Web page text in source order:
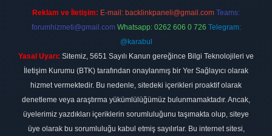
Reklam ve İletişim: E-mail: backlinkpaneli@gmail.com Teams:
forumhizmeti@gmail.com Whatsapp: 0262 606 0 726 Telegram:
@karabul
Yasal Uyarı: Sitemiz, 5651 Sayılı Kanun gereğince Bilgi Teknolojileri ve
İletişim Kurumu (BTK) tarafından onaylanmış bir Yer Sağlayıcı olarak
hizmet vermektedir. Bu nedenle, sitedeki içerikleri proaktif olarak
denetleme veya araştırma yükümlülüğümüz bulunmamaktadır. Ancak,
üyelerimiz yazdıkları içeriklerin sorumluluğunu taşımakta olup, siteye
üye olarak bu sorumluluğu kabul etmiş sayılırlar. Bu internet sitesi,